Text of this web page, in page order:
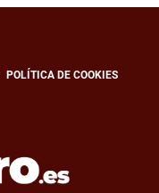
POLÍTICA DE COOKIES